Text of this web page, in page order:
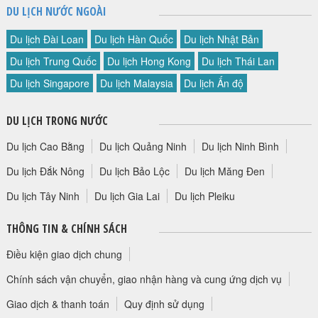
DU LỊCH NƯỚC NGOÀI
Du lịch Đài Loan Du lịch Hàn Quốc
Du lịch Nhật Bản
Du lịch Trung Quốc
Du lịch Hong Kong
Du lịch Thái Lan
Du lịch Singapore
Du lịch Malaysia Du lịch Ấn độ
DU LỊCH TRONG NƯỚC
Du lịch Cao Bằng Du lịch Quảng Ninh
Du lịch Ninh Bình
Du lịch Đắk Nông
Du lịch Bảo Lộc
Du lịch Măng Đen
Du lịch Tây Ninh
Du lịch Gia Lai Du lịch Pleiku
THÔNG TIN & CHÍNH SÁCH
Điều kiện giao dịch chung
Chính sách vận chuyển, giao nhận hàng và cung ứng dịch vụ
Giao dịch & thanh toán
Quy định sử dụng